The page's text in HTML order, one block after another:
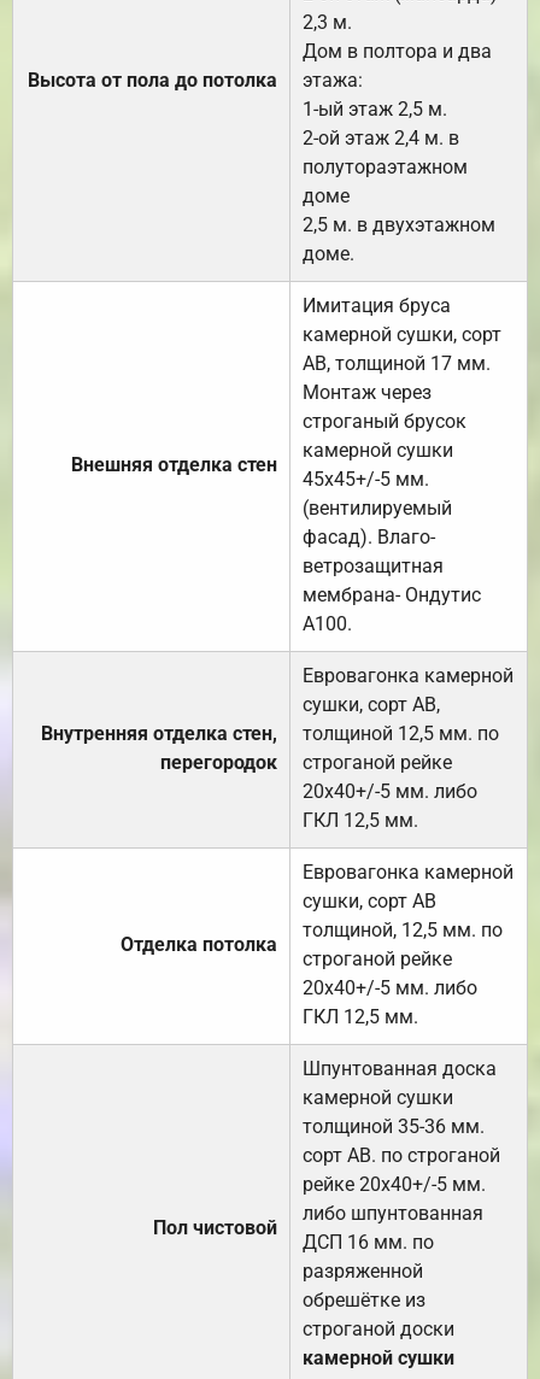
Высота от пола до потолка
2,3 м.
Дом в полтора и два
этажа:
1-ый этаж 2,5 м.
2-ой этаж 2,4 м. в
полутораэтажном
доме
2,5 м. в двухэтажном
доме.
Внешняя отделка стен
Имитация бруса
камерной сушки, сорт
АВ, толщиной 17 мм.
Монтаж через
строганый брусок
камерной сушки
45х45+/-5 мм.
(вентилируемый
фасад). Влаго-
ветрозащитная
мембрана- Ондутис
А100.
Внутренняя отделка стен,
перегородок
Евровагонка камерной
сушки, сорт АВ,
толщиной 12,5 мм. по
строганой рейке
20х40+/-5 мм. либо
ГКЛ 12,5 мм.
Отделка потолка
Евровагонка камерной
сушки, сорт АВ
толщиной, 12,5 мм. по
строганой рейке
20х40+/-5 мм. либо
ГКЛ 12,5 мм.
Пол чистовой
Шпунтованная доска
камерной сушки
толщиной 35-36 мм.
сорт АВ. по строганой
рейке 20х40+/-5 мм.
либо шпунтованная
ДСП 16 мм. по
разряженной
обрешётке из
строганой доски
камерной сушки